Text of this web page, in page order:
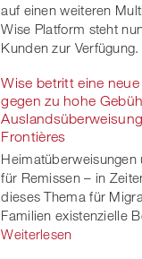
auf einen weiteren
Wise Platform steht
Kunden zur Verfügung.
Wise betritt eine
gegen zu hohe
Frontières
Heimatüberweisungen
für Remissen – in
dieses Thema für
Familien existenzielle
Weiterlesen